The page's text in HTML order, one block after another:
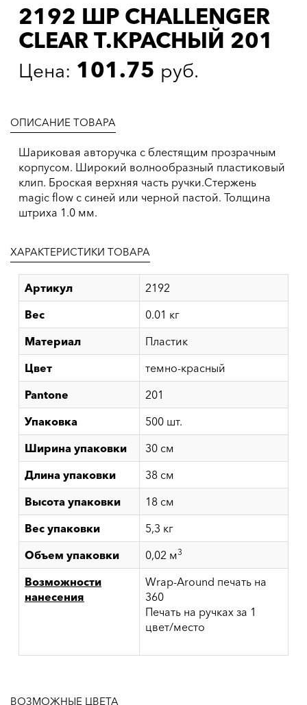
2192 ШР CHALLENGER
CLEAR Т.КРАСНЫЙ 201
Цена: 101.75 руб.
ОПИСАНИЕ ТОВАРА
Шариковая авторучка с блестящим прозрачным
корпусом. Широкий волнообразный пластиковый
клип. Броская верхняя часть ручки.Стержень
magic flow c синей или черной пастой. Толщина
штриха 1.0 мм.
ХАРАКТЕРИСТИКИ ТОВАРА
Артикул
2192
Вес
0.01 кг
Материал
Пластик
Цвет
темно-красный
Pantone
201
Упаковка
500 шт.
Ширина упаковки
30 см
Длина упаковки
38 см
Высота упаковки
18 см
Вес упаковки
5,3 кг
Объем упаковки
0,02 м3
Возможности
нанесения
Wrap-Around печать на
360
Печать на ручках за 1
цвет/место
ВОЗМОЖНЫЕ ЦВЕТА